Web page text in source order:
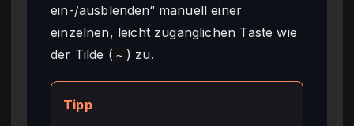
ein-/ausblenden“ manuell einer
einzelnen, leicht zugänglichen Taste wie
der Tilde ( ~ ) zu.
Tipp